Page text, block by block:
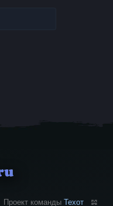
Проект команды Техот 𝌴